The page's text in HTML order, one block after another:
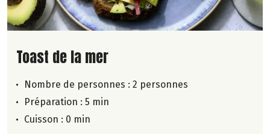
Lire la suite de la recette
Toast de la mer
Nombre de personnes : 2 personnes
Préparation : 5 min
Cuisson : 0 min